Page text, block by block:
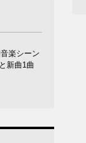
楽シーン
新曲1曲